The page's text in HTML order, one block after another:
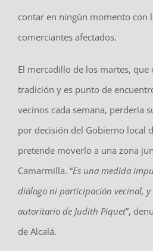
contar en ningún momento con
comerciantes afectados.
El mercadillo de los martes, que
tradición y es punto de
vecinos cada semana, perdería
por decisión del Gobierno local
pretende moverlo a una zona
Camarmilla. “Es una medida
diálogo ni participación vecinal, y
autoritario de Judith Piquet”,
de Alcalá.